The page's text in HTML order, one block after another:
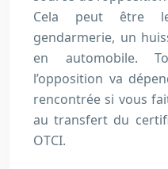
Cela peut être
gendarmerie, un
en automobile.
l’opposition va
rencontrée si vous
au transfert du
OTCI.